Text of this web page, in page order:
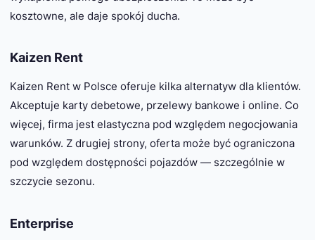
kosztowne, ale daje spokój ducha.
Kaizen Rent
Kaizen Rent w Polsce oferuje kilka alternatyw dla klientów.
Akceptuje karty debetowe, przelewy bankowe i online. Co
więcej, firma jest elastyczna pod względem negocjowania
warunków. Z drugiej strony, oferta może być ograniczona
pod względem dostępności pojazdów — szczególnie w
szczycie sezonu.
Enterprise